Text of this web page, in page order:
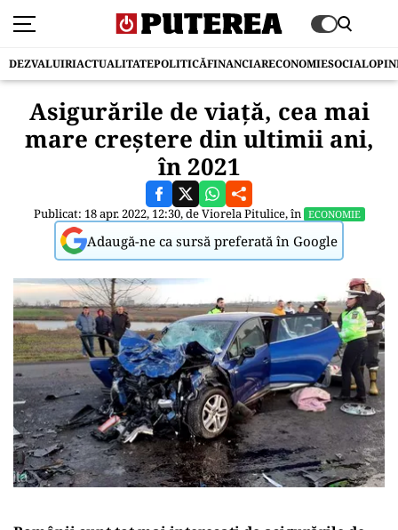
DEZVALUIRIACTUALITATEPOLITICĂFINANCIARECONOMIESOCIAL
Asigurările de viaţă, cea mai
mare creştere din ultimii ani,
în 2021
Publicat: 18 apr. 2022, 12:30, deViorela Pitulice, în ECONOMIE
Adaugă-ne ca sursă preferată în Google